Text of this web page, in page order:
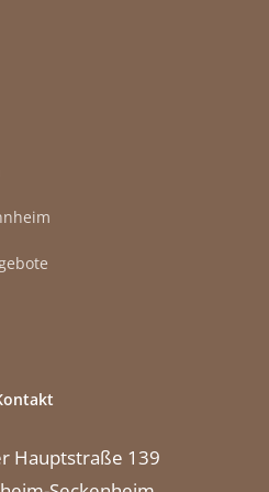
Hauptstraße 139